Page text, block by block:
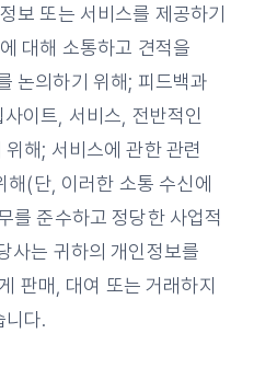
보 또는 서비스를 제공하기
대해 소통하고 견적을
논의하기 위해; 피드백과
이트, 서비스, 전반적인
해; 서비스에 관한 관련
해(단, 이러한 소통 수신에
를 준수하고 정당한 사업적
사는 귀하의 개인정보를
판매, 대여 또는 거래하지
니다.